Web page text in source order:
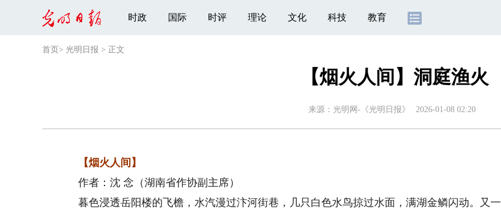
时政 国际 时评 理论 文化 科技 教育
首页 > 光明日报 > 正文
【烟火人间】洞庭渔火
来源： 光明网-《光明日报》 2026-01-08 02:20
【烟火人间】
作者：沈 念（湖南省作协副主席）
暮色浸透岳阳楼的飞檐，水汽漫过汴河街巷，几只白色水鸟掠过水面，满湖金鳞闪动。又一